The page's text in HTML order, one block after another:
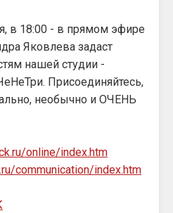
в 18:00 - в прямом эфире
Яковлева задаст
нашей студии -
Присоединяйтесь,
необычно и ОЧЕНЬ
online/index.htm
communication/index.htm